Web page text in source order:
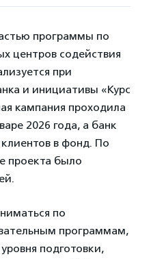
программы по
центров содействия
при
и инициативы «Курс
кампания проходила
2026 года, а банк
в фонд. По
проекта было
по
программам,
подготовки,